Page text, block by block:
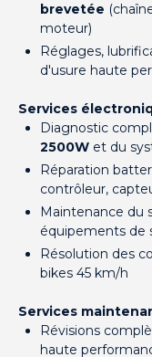
brevetée
moteur)
Réglages,
d'usure haute
Services
Diagnostic
2500W et du
Réparation
contrôleur,
Maintenance du
équipements de
Résolution des
bikes 45 km/h
Services
Révisions
haute